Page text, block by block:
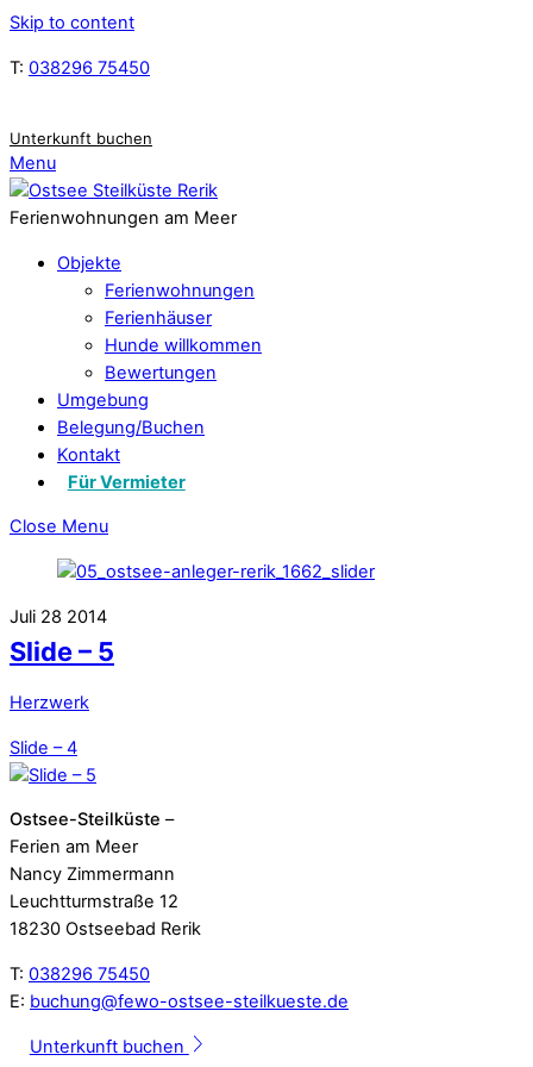
Skip to content
T: 038296 75450
Unterkunft buchen
Menu
Ferienwohnungen am Meer
Objekte
Ferienwohnungen
Ferienhäuser
Hunde willkommen
Bewertungen
Umgebung
Belegung/Buchen
Kontakt
Für Vermieter
Close Menu
Juli 28 2014
Slide – 5
Herzwerk
Slide – 4
Ostsee-Steilküste –
Ferien am Meer
Nancy Zimmermann
Leuchtturmstraße 12
18230 Ostseebad Rerik
T: 038296 75450
E: buchung@fewo-ostsee-steilkueste.de
Unterkunft buchen